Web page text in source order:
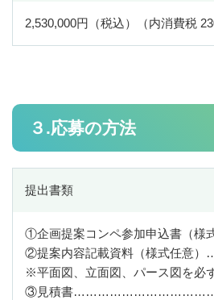
事業プロデュース事業
DVD貸出
DVD貸出
知的財産マッチング
静岡県知的財産活用研究会
知財活用アイデアプレゼン大会
2,530,000円（税込）（内消費税
３.応募の方法
提出書類
①企画提案コンペ参加申込書（
②提案内容記載資料（様式任
※平面図、立面図、パース図を必
③見積書